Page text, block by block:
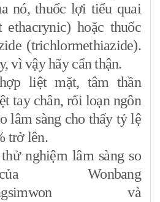
nó, thuốc lợi tiểu quai
ethacrynic) hoặc thuốc
(trichlormethiazide).
vì vậy hãy cẩn thận.
liệt mặt, tâm thần
tay chân, rối loạn ngôn
lâm sàng cho thấy tỷ lệ
trở lên.
nghiệm lâm sàng so
Wonbang
và